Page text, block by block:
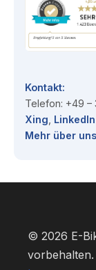
Kontakt:
Telefon: +49 –
Xing LinkedIn
Mehr über
© 2026 E-
vorbehalten.